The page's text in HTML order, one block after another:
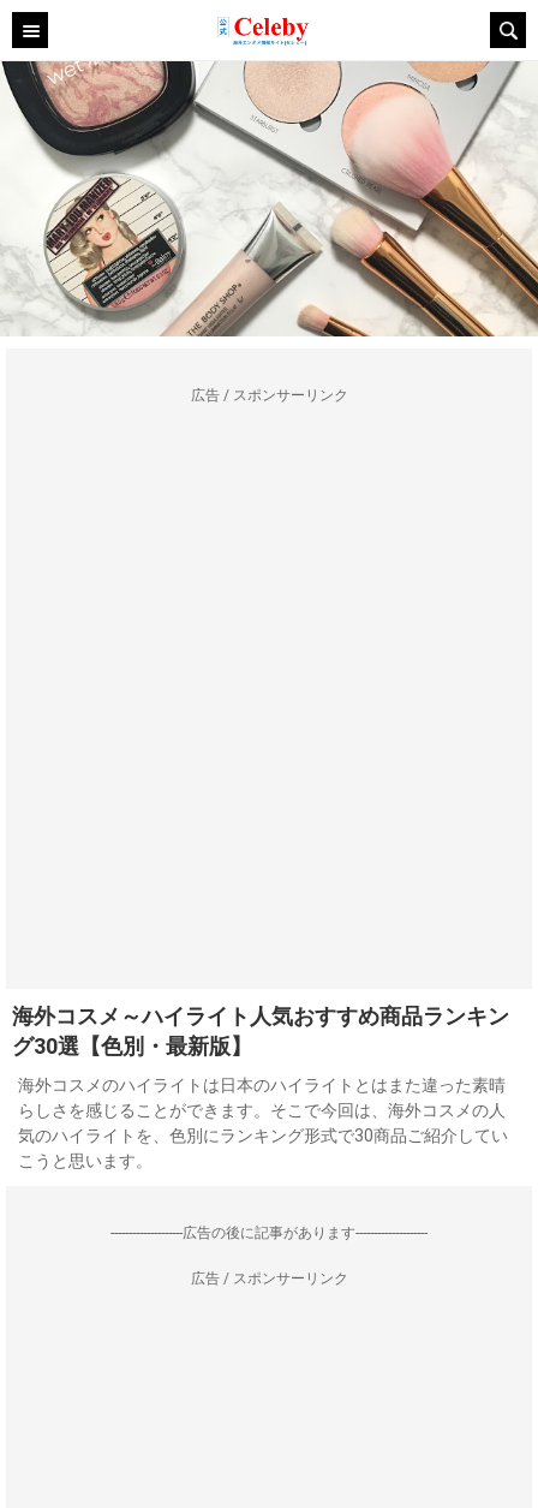
広告 / スポンサーリンク
海外コスメ～ハイライト人気おすすめ商品ランキン
グ30選【色別・最新版】
海外コスメのハイライトは日本のハイライトとはまた違った素晴
らしさを感じることができます。そこで今回は、海外コスメの人
気のハイライトを、色別にランキング形式で30商品ご紹介してい
こうと思います。
--------------------広告の後に記事があります--------------------
広告 / スポンサーリンク